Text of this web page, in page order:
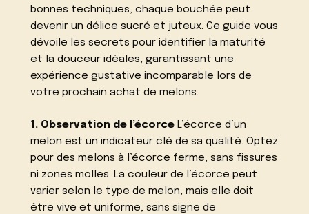
bonnes techniques, chaque bouchée peut
devenir un délice sucré et juteux. Ce guide vous
dévoile les secrets pour identifier la maturité
et la douceur idéales, garantissant une
expérience gustative incomparable lors de
votre prochain achat de melons.
1. Observation de l’écorce L’écorce d’un
melon est un indicateur clé de sa qualité. Optez
pour des melons à l’écorce ferme, sans fissures
ni zones molles. La couleur de l’écorce peut
varier selon le type de melon, mais elle doit
être vive et uniforme, sans signe de